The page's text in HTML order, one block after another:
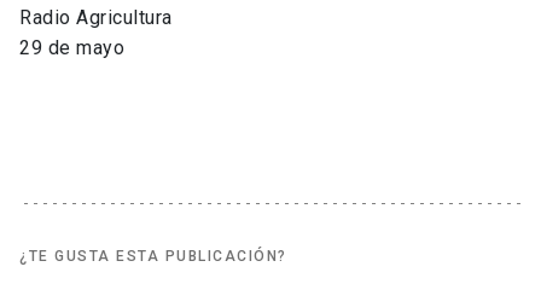
Radio Agricultura
29 de mayo
¿TE GUSTA ESTA PUBLICACIÓN?